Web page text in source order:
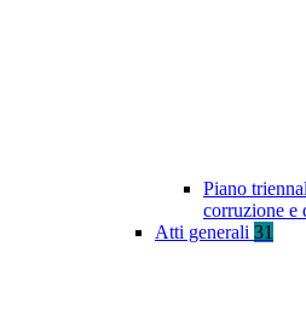
Piano
corruzione e
Atti generali 31